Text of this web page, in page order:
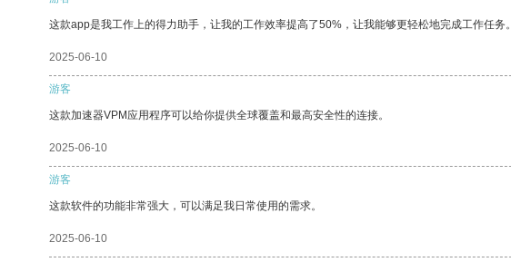
这款app是我工作上的得力助手，让我的工作效率提高了50%，让我能够更轻松地完成工作任务。
2025-06-10
游客
这款加速器VPM应用程序可以给你提供全球覆盖和最高安全性的连接。
2025-06-10
游客
这款软件的功能非常强大，可以满足我日常使用的需求。
2025-06-10